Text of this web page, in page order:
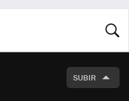
SUBIR